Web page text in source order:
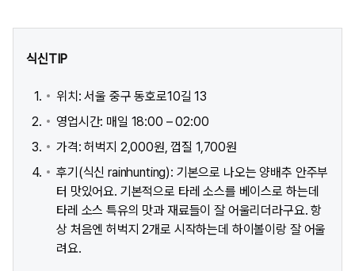
식신TIP
위치: 서울 중구 동호로10길 13
영업시간: 매일 18:00 – 02:00
가격: 허벅지 2,000원, 껍질 1,700원
후기(식신 rainhunting): 기본으로 나오는 양배추 안주부
터 맛있어요. 기본적으로 타레 소스를 베이스로 하는데
타레 소스 특유의 맛과 재료들이 잘 어울리더라구요. 항
상 처음엔 허벅지 2개로 시작하는데 하이볼이랑 잘 어울
려요.